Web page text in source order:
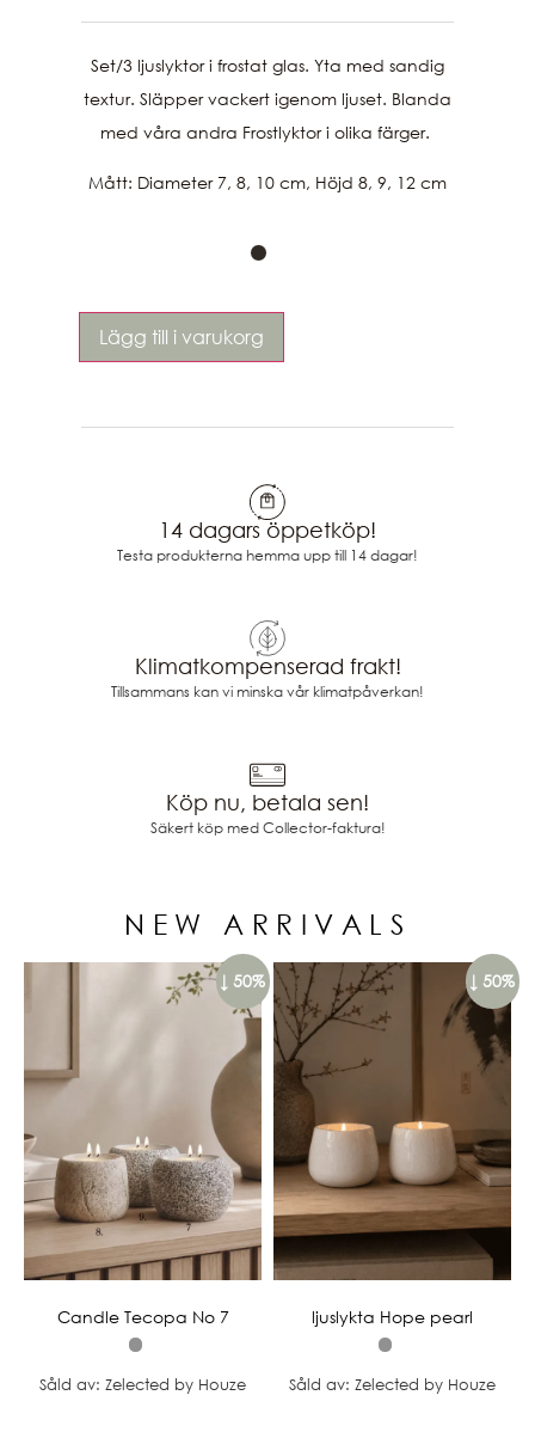
Set/3 ljuslyktor i frostat glas. Yta med sandig
textur. Släpper vackert igenom ljuset. Blanda
med våra andra Frostlyktor i olika färger.
Mått: Diameter 7, 8, 10 cm, Höjd 8, 9, 12 cm
Lägg till i varukorg
14 dagars öppetköp!
Testa produkterna hemma upp till 14 dagar!
Klimatkompenserad frakt!
Tillsammans kan vi minska vår klimatpåverkan!
Köp nu, betala sen!
Säkert köp med Collector-faktura!
NEW ARRIVALS
↓ 50%
Candle Tecopa No 7
Såld av: Zelected by Houze
↓ 50%
ljuslykta Hope pearl
Såld av: Zelected by Houze